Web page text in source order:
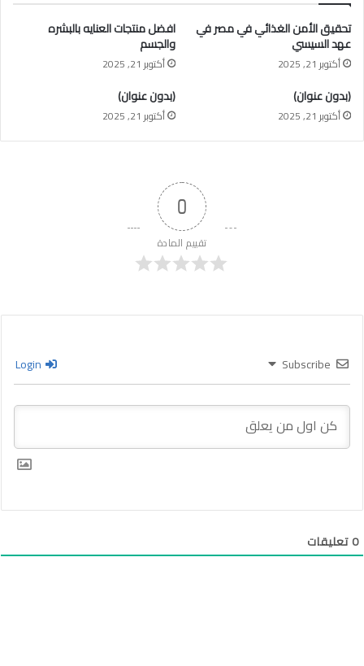
تحقيق الأمن الغذائي في مصر في
عهد السيسي
أكتوبر 21, 2025
افضل منتجات العنايه بالبشره
والجسم
أكتوبر 21, 2025
(بدون عنوان)
أكتوبر 21, 2025
(بدون عنوان)
أكتوبر 21, 2025
0
تقييم المادة
Subscribe
0تعليقات